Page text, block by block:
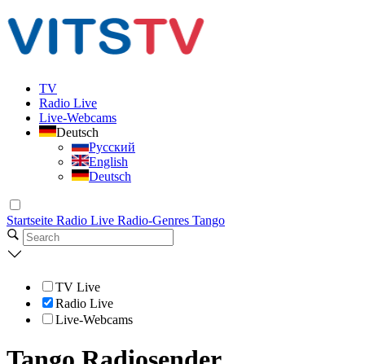
TV
Radio Live
Live-Webcams
Deutsch
Русский
English
Deutsch
Startseite Radio Live Radio-Genres Tango
TV Live
Radio Live
Live-Webcams